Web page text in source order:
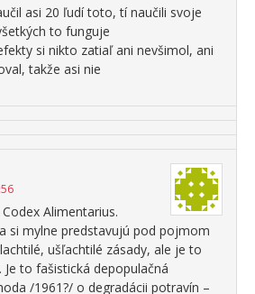
asi 20 ľudí toto, tí naučili svoje
to funguje
si nikto zatiaľ ani nevšimol, ani
takže asi nie
Alimentarius.
si mylne predstavujú pod pojmom
ušľachtilé zásady, ale je to
Je to fašistická depopulačná
/1961?/ o degradácii potravín –